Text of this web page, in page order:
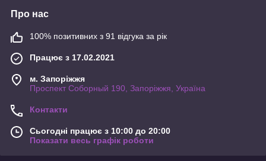
Про нас
100% позитивних з 91 відгука за рік
Працює з 17.02.2021
м. Запоріжжя
Проспект Соборный 190, Запоріжжя, Україна
Контакти
Сьогодні працює з 10:00 до 20:00
Показати весь графік роботи